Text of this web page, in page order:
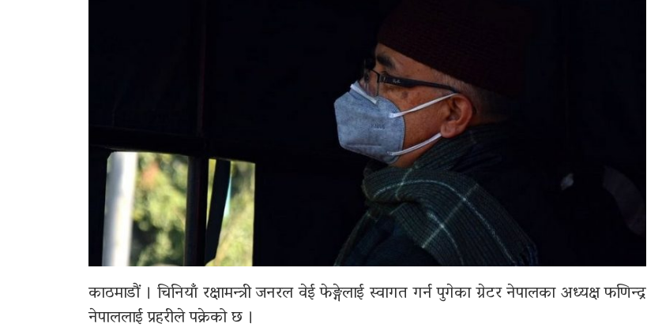
काठमाडौं । चिनियाँ रक्षामन्त्री जनरल वेई फेङ्गेलाई स्वागत गर्न पुगेका ग्रेटर नेपालका अध्यक्ष फणिन्द्र
नेपाललाई प्रहरीले पक्रेको छ ।